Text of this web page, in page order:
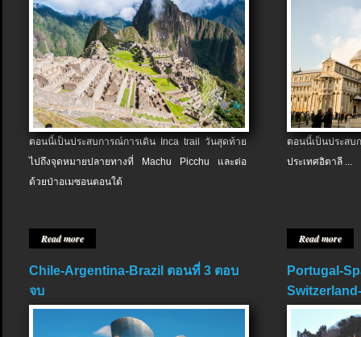
ตอนนี้เป็นประสบการณ์การเดิน Inca trail วันสุดท้าย
ไปถึงจุดหมายปลายทางที่ Machu Picchu และต่อ
ด้วยป่าอเมซอนตอนใต้
Read more
ตอนนี้เป็นประส
ประเทศอิตาลี ...
Read more
Chile-Argentina-Brazil ตอนที่ 3 ตอบ
จบ
Portugal-